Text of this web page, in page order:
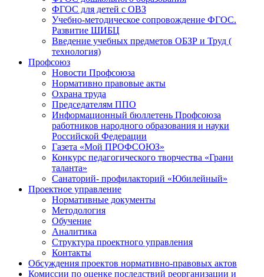
ФГОС для детей с ОВЗ
Учебно-методическое сопровождение ФГОС.
Развитие ШИБЦ
Введение учебных предметов ОБЗР и Труд (
технология)
Профсоюз
Новости Профсоюза
Нормативно правовые акты
Охрана труда
Председателям ППО
Информационный бюллетень Профсоюза
работников народного образования и науки
Российской Федерации
Газета «Мой ПРОФСОЮЗ»
Конкурс педагогического творчества «Грани
таланта»
Санаторий- профилакторий «Юбилейный»
Проектное управление
Нормативные документы
Методология
Обучение
Аналитика
Структура проектного управления
Контакты
Обсуждения проектов нормативно-правовых актов
Комиссии по оценке последствий реорганизации и